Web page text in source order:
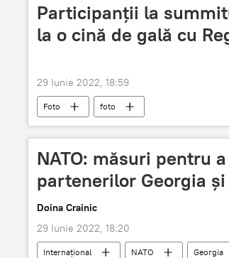
Participanții la
la o cină de gală cu
29 Iunie 2022, 18:59
Foto foto
NATO: măsuri pentru
partenerilor Georgia
Doina Crainic
29 Iunie 2022, 18:20
Internaţional NATO Georgia